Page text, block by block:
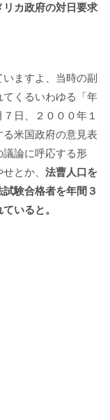
カ政府の対日要求
ますよ、当時の副
くるいわゆる「年
日、２０００年１
米国政府の意見表
論に呼応する形
とか、 法曹人口を
験合格者を年間３
いると。